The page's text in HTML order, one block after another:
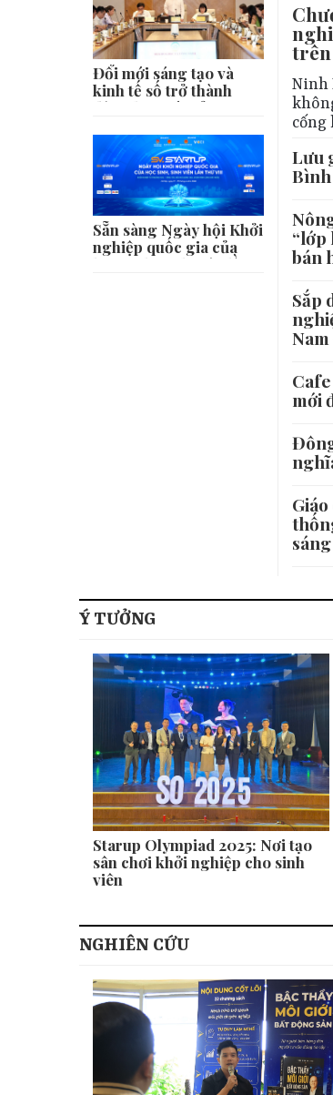
Đổi mới sáng tạo và
kinh tế số trở thành
động lực mới của
Sẵn sàng Ngày hội Khởi
nghiệp quốc gia của
học sinh, sinh viên lần
trên
Ninh
cống
Lưu
“lớp
bán
Sắp
mới
Ý TƯỞNG
Starup Olympiad 2025: Nơi tạo
sân chơi khởi nghiệp cho sinh
viên
NGHIÊN CỨU